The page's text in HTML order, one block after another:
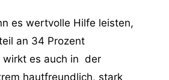
es wertvolle Hilfe leisten,
an 34 Prozent
wirkt es auch in der
hautfreundlich, stark